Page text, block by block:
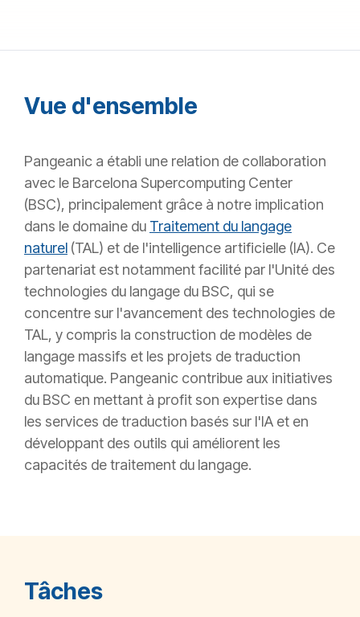
Vue d'ensemble
Pangeanic a établi une relation de collaboration
avec le Barcelona Supercomputing Center
(BSC), principalement grâce à notre implication
dans le domaine du Traitement du langage
naturel (TAL) et de l'intelligence artificielle (IA). Ce
partenariat est notamment facilité par l'Unité des
technologies du langage du BSC, qui se
concentre sur l'avancement des technologies de
TAL, y compris la construction de modèles de
langage massifs et les projets de traduction
automatique. Pangeanic contribue aux initiatives
du BSC en mettant à profit son expertise dans
les services de traduction basés sur l'IA et en
développant des outils qui améliorent les
capacités de traitement du langage.
Tâches